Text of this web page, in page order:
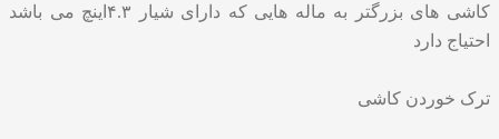
کاشی های بزرگتر به ماله هایی که دارای شیار ۴.۳اینچ می باشد
احتیاج دارد
ترک خوردن کاشی